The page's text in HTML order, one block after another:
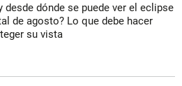
desde dónde se puede ver el eclipse
de agosto? Lo que debe hacer
su vista